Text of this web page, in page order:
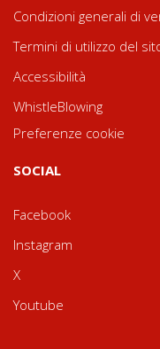
Condizioni generali di
Termini di utilizzo del
Accessibilità
WhistleBlowing
Preferenze cookie
SOCIAL
Facebook
Instagram
X
Youtube